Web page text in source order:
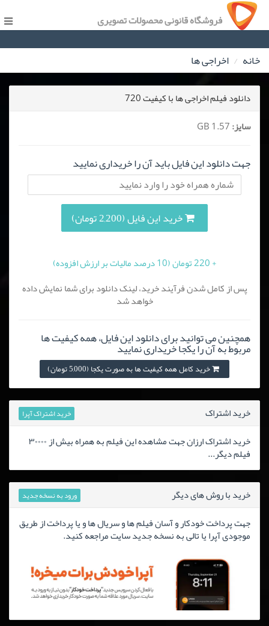
فروشگاه قانونی محصولات تصویری
خانه اخراجی ها
دانلود فیلم اخراجی ها با کیفیت 720
سایز:
جهت دانلود این فایل باید آن را خریداری نمایید
خرید این فایل (2,200 تومان)
+ 220 تومان (10 درصد مالیات بر ارزش افزوده)
پس از کامل شدن فرآیند خرید، لینک دانلود برای شما نمایش داده
خواهد شد
همچنین می توانید برای دانلود این فایل، همه کیفیت ها
مربوط به آن را یکجا خریداری نمایید
خرید کامل همه کیفیت ها به صورت یکجا (5,000 تومان)
خرید اشتراک خرید اشتراک آپرا
خرید اشتراک ارزان جهت مشاهده این فیلم به همراه بیش از ۳۰۰۰۰
فیلم دیگر...
خرید با روش های دیگر ورود به نسخه جدید
جهت پرداخت خودکار و آسان فیلم ها و سریال ها و یا پرداخت از طریق
موجودی آپرا یا تالی به نسخه جدید سایت مراجعه کنید.